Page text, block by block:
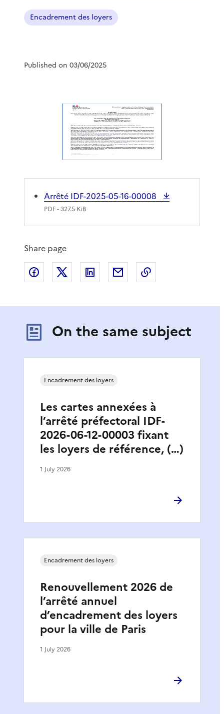
Encadrement des loyers
Published on 03/06/2025
Arrêté IDF-2025-05-16-00008
PDF- 327.5 KiB
Share page
Share on Facebook
Share on XShare on LinkedIn
Share by email
On the same subject
Les cartes annexées à
l’arrêté préfectoral IDF-
2026-06-12-00003 fixant
les loyers de référence, (…)
Encadrement des loyers
1 July 2026
Renouvellement 2026 de
l’arrêté annuel
d’encadrement des loyers
pour la ville de Paris
Encadrement des loyers
1 July 2026